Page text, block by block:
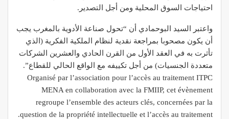
احتياجات السوق المحلية ومن أجل التصدير.
واعتبر السيد البوحمادي أن “تحول صناعة الأدوية بالمغرب يجب
أن يكون مصحوبا بمراجعة نقدية لنظام الملكية الفكرية (الذي
تأثرت به في العقد الأول من القرن الحادي والعشرين الشركات
متعددة الجنسيات) من أجل تكييفه مع الواقع الحالي للقطاع”.
Organisé par l’association pour l’accès au traitement ITPC
MENA en collaboration avec la FMIIP, cet évènement
regroupe l’ensemble des acteurs clés, concernées par la
question de la propriété intellectuelle et l’accès au traitement.